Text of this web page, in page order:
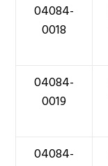
04084-
0018
04084-
0019
04084-